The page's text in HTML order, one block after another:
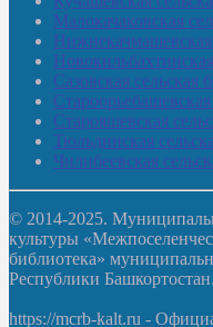
Малокачаковская
Сазовская
Старояшевская
Тюльдинская
Чилибеевская
© 2014-2025.
культуры
библиотека»
Республики Башкортостан.
https://mcrb-kalt.ru -